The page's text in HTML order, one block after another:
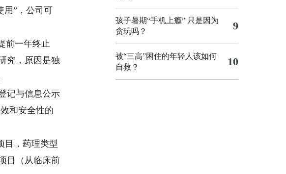
用”，公司可
前一年终止
究，原因是独
记与信息公示
和安全性的
，药理类型
目（从临床前
孩子暑期“手机上瘾” 只是因为
贪玩吗？
9
被“三高”困住的年轻人该如何
自救？
10